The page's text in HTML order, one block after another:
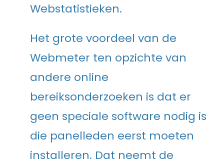
Webstatistieken.
Het grote voordeel van de
Webmeter ten opzichte van
andere online
bereiksonderzoeken is dat er
geen speciale software nodig is
die panelleden eerst moeten
installeren. Dat neemt de